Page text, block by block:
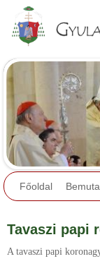
Főoldal
Tavaszi papi
A tavaszi papi